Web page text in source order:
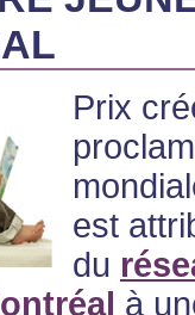
Prix
est
du
à